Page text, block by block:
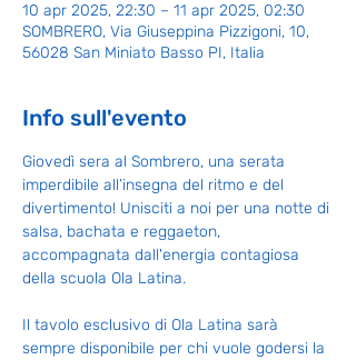
10 apr 2025, 22:30 – 11 apr 2025, 02:30
SOMBRERO, Via Giuseppina Pizzigoni, 10,
56028 San Miniato Basso PI, Italia
Info sull'evento
Giovedì sera al Sombrero, una serata
imperdibile all’insegna del ritmo e del
divertimento! Unisciti a noi per una notte di
salsa, bachata e reggaeton,
accompagnata dall'energia contagiosa
della scuola Ola Latina.
Il tavolo esclusivo di Ola Latina sarà
sempre disponibile per chi vuole godersi la